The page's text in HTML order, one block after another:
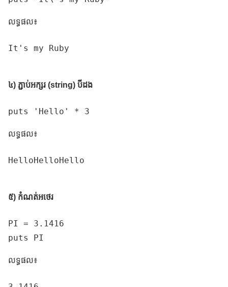
លទ្ធផល៖
It's my Ruby
៤) ភ្ជាប់អក្សរ (string) បីដង
puts 'Hello' * 3
លទ្ធផល៖
HelloHelloHello
៥) កំណត់អថេរ
PI = 3.1416
puts PI
លទ្ធផល៖